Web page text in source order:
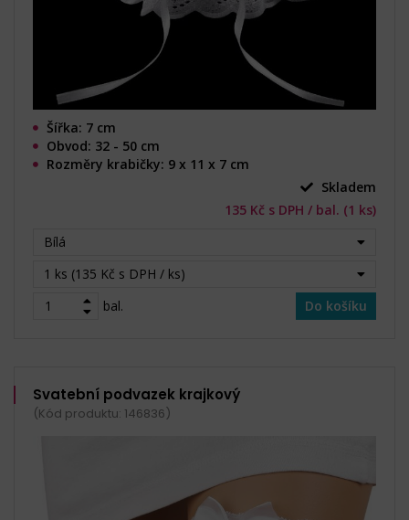
Šířka: 7 cm
Obvod: 32 - 50 cm
Rozměry krabičky: 9 x 11 x 7 cm
Skladem
135 Kč s DPH / bal. (1 ks)
Bílá
1 ks (135 Kč s DPH / ks)
bal.
Do košíku
Svatební podvazek krajkový
(Kód produktu: 146836)